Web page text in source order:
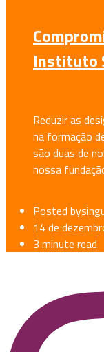
Instituto
Reduzir as
na formação
são duas de
nossa
Posted by
14 de
3 minute read